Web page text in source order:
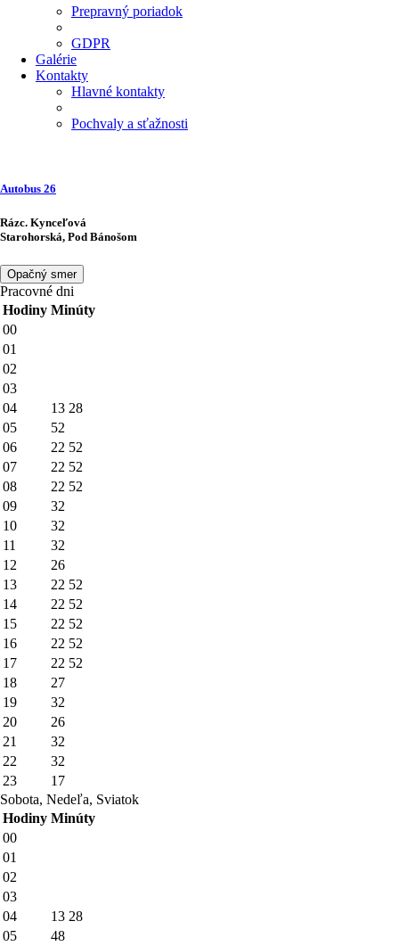
Prepravný poriadok
GDPR
Galérie
Kontakty
Hlavné kontakty
Pochvaly a sťažnosti
Autobus 26
Rázc. Kynceľová
Starohorská, Pod Bánošom
Opačný smer
Pracovné dni
Hodiny Minúty
00
01
02
03
04
13 28
05
52
06
22 52
07
22 52
08
22 52
09
32
10
32
11
32
12
26
13
22 52
14
22 52
15
22 52
16
22 52
17
22 52
18
27
19
32
20
26
21
32
22
32
23
17
Sobota, Nedeľa, Sviatok
Hodiny Minúty
00
01
02
03
04
13 28
05
48